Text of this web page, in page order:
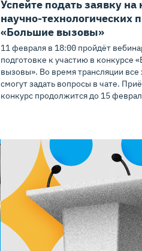
Успейте подать заявку на
научно-технологических
«Большие вызовы»
11 февраля в 18:00 пройдёт
подготовке к участию в конкурсе
вызовы». Во время трансляции
смогут задать вопросы в чате.
конкурс продолжится до 15